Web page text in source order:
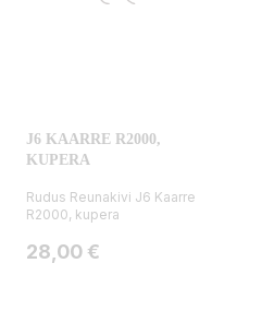
J6 KAARRE R2000,
KUPERA
Rudus Reunakivi J6 Kaarre
R2000, kupera
Hinta
28,00 €